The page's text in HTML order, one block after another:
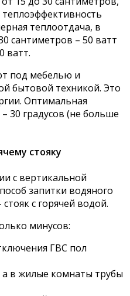
теплоотдача, в
сантиметров – 50 ватт
ватт.
под мебелью и
бытовой техникой. Это
Оптимальная
30 градусов (не больше
стояку
с вертикальной
запитки водяного
с горячей водой.
минусов:
ГВС пол
а в жилые комнаты трубы